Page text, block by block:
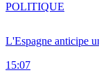
L'Espagne anticipe
15:07
POLITIQUE